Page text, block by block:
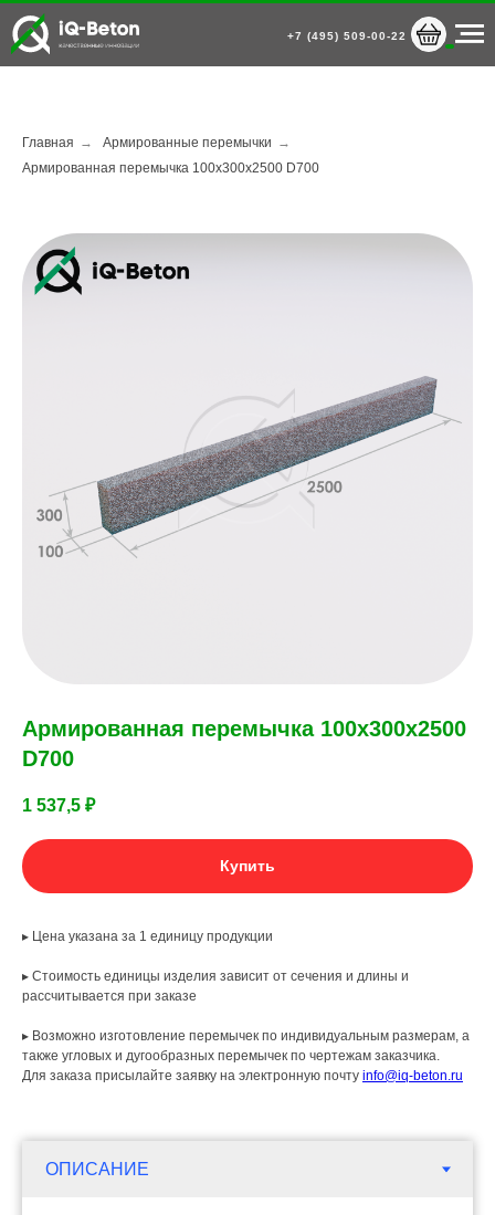
+7 (495) 509-00-22
Главная → Армированные перемычки →
Армированная перемычка 100х300х2500 D700
Армированная перемычка 100х300х2500
D700
1 537,5 ₽
Купить
▸ Цена указана за 1 единицу продукции
▸ Стоимость единицы изделия зависит от сечения и длины и
рассчитывается при заказе
▸ Возможно изготовление перемычек по индивидуальным размерам, а
также угловых и дугообразных перемычек по чертежам заказчика.
Для заказа присылайте заявку на электронную почту info@iq-beton.ru